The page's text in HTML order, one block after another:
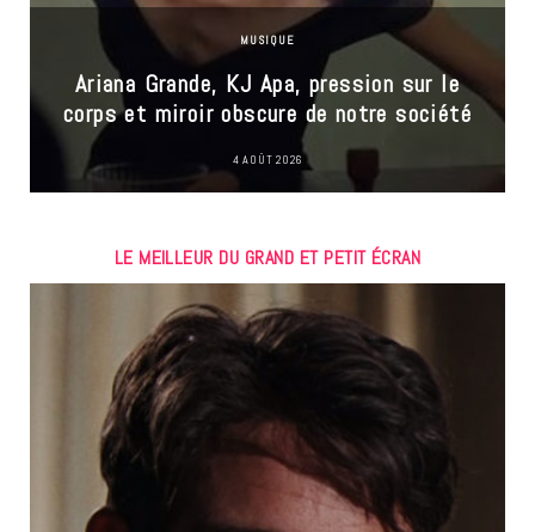
MUSIQUE
Ariana Grande, KJ Apa, pression sur le
corps et miroir obscure de notre société
4 AOÛT 2026
LE MEILLEUR DU GRAND ET PETIT ÉCRAN